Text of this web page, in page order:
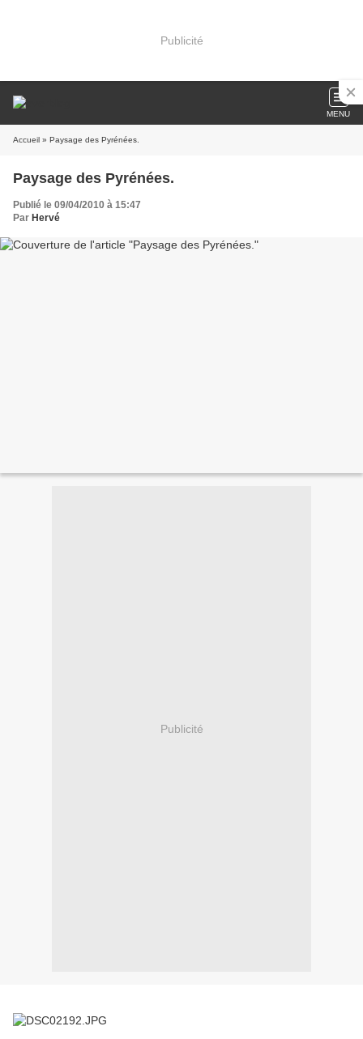
Publicité
MENU
Accueil » Paysage des Pyrénées.
Paysage des Pyrénées.
Publié le 09/04/2010 à 15:47
Par Hervé
Publicité